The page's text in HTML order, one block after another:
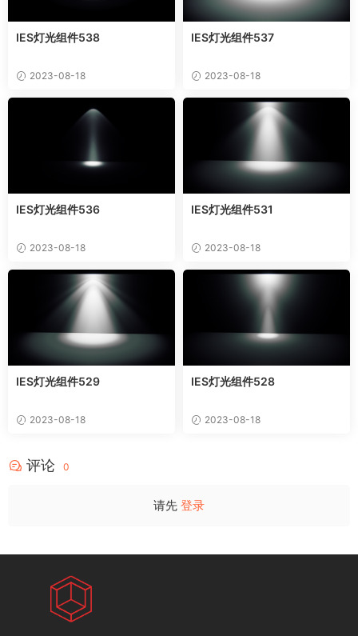
IES灯光组件538
2023-08-18
IES灯光组件537
2023-08-18
IES灯光组件536
2023-08-18
IES灯光组件531
2023-08-18
IES灯光组件529
2023-08-18
IES灯光组件528
2023-08-18
评论 0
请先 登录